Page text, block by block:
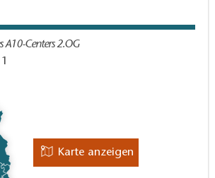
A10-Centers 2.OG
Karte anzeigen